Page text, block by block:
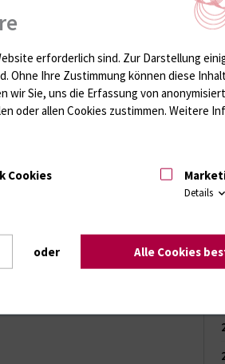
der Transplantation
Patiententag und ärztlicher
1270 „ELAINE“
erforderlich sind. Zur Darstellung
Ohne Ihre Zustimmung können diese
Sie, uns die Erfassung von
oder allen Cookies zustimmen. Weitere
Cookies
Details
oder Alle Cookies